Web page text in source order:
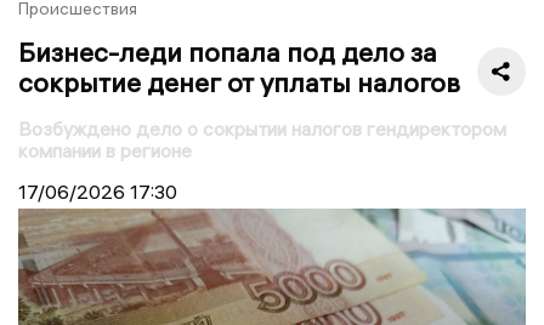
Происшествия
Бизнес-леди попала под дело за
сокрытие денег от уплаты налогов
Возбуждено дело о сокрытии налогов гендиректором
компании в регионе
17/06/2026 17:30